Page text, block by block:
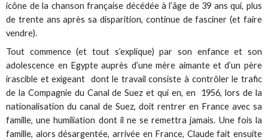
icône de la chanson française décédée à l’âge de 39 ans qui, plus
de trente ans après sa disparition, continue de fasciner (et faire
vendre).
Tout commence (et tout s’explique) par son enfance et son
adolescence en Egypte auprès d’une mère aimante et d’un père
irascible et exigeant dont le travail consiste à contrôler le trafic
de la Compagnie du Canal de Suez et qui en, en 1956, lors de la
nationalisation du canal de Suez, doit rentrer en France avec sa
famille, une humiliation dont il ne se remettra jamais. Une fois la
famille, alors désargentée, arrivée en France, Claude fait ensuite